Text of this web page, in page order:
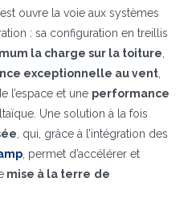
ouvre la voie aux systèmes
: sa configuration en treillis
la charge sur la toiture
exceptionnelle au vent
l’espace et une performance
Une solution à la fois
, qui, grâce à l’intégration des
, permet d’accélérer et
mise à la terre de